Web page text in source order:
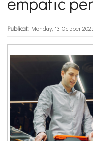
Publicat: Monday, 13 October